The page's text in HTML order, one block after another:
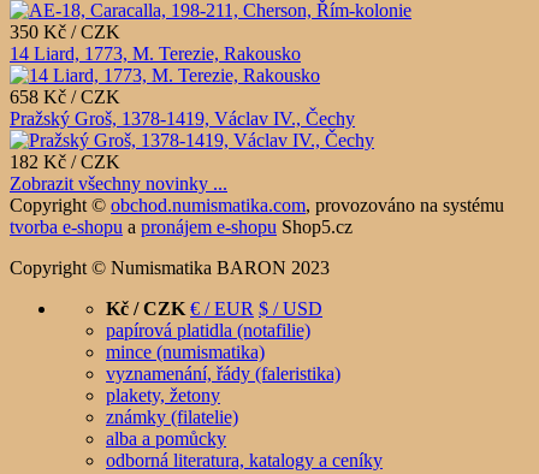
350 Kč / CZK
14 Liard, 1773, M. Terezie, Rakousko
658 Kč / CZK
Pražský Groš, 1378-1419, Václav IV., Čechy
182 Kč / CZK
Zobrazit všechny novinky ...
Copyright © obchod.numismatika.com, provozováno na systému
tvorba e-shopu a pronájem e-shopu Shop5.cz
Copyright © Numismatika BARON 2023
Kč / CZK € / EUR $ / USD
papírová platidla (notafilie)
mince (numismatika)
vyznamenání, řády (faleristika)
plakety, žetony
známky (filatelie)
alba a pomůcky
odborná literatura, katalogy a ceníky